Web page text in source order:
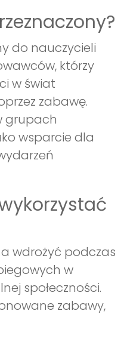
do nauczycieli
którzy
w świat
zabawę.
grupach
wsparcie dla
wdrożyć podczas
w
społeczności.
zabawy,